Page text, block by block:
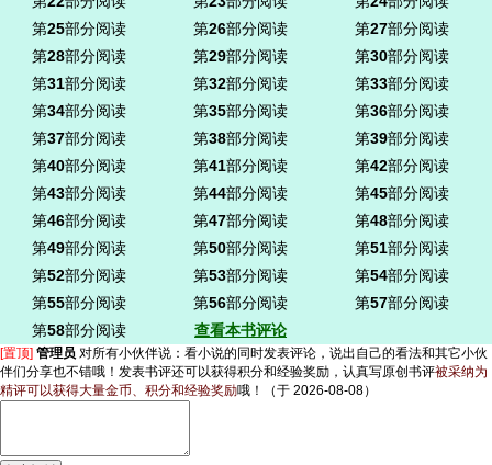
第25部分阅读 第26部分阅读 第27部分阅读
第28部分阅读 第29部分阅读 第30部分阅读
第31部分阅读 第32部分阅读 第33部分阅读
第34部分阅读 第35部分阅读 第36部分阅读
第37部分阅读 第38部分阅读 第39部分阅读
第40部分阅读 第41部分阅读 第42部分阅读
第43部分阅读 第44部分阅读 第45部分阅读
第46部分阅读 第47部分阅读 第48部分阅读
第49部分阅读 第50部分阅读 第51部分阅读
第52部分阅读 第53部分阅读 第54部分阅读
第55部分阅读 第56部分阅读 第57部分阅读
第58部分阅读 查看本书评论
[置顶] 管理员 对所有小伙伴说： 看小说的同时发表评论，说出自己的看法和其它小伙
伴们分享也不错哦！发表书评还可以获得积分和经验奖励，认真写原创书评被采纳为
精评可以获得大量金币、积分和经验奖励哦！ （于 2026-08-08）